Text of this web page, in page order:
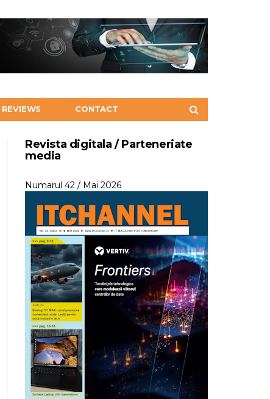
REVIEWS CONTACT
Revista digitala / Parteneriate
media
Numarul 42 / Mai 2026